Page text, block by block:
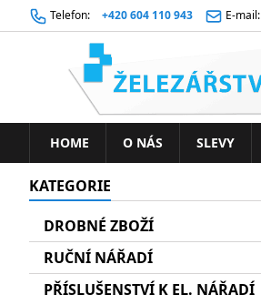
Telefon: +420 604 110 943 E-mail:
HOME O NÁS SLEVY
KATEGORIE
DROBNÉ ZBOŽÍ
RUČNÍ NÁŘADÍ
PŘÍSLUŠENSTVÍ K EL. NÁŘADÍ